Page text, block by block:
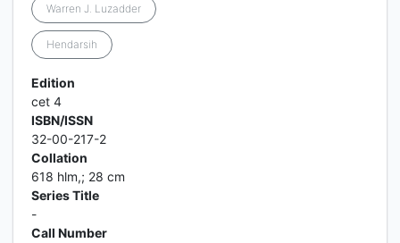
Warren J. Luzadder
Hendarsih
Edition
cet 4
ISBN/ISSN
32-00-217-2
Collation
618 hlm,; 28 cm
Series Title
-
Call Number